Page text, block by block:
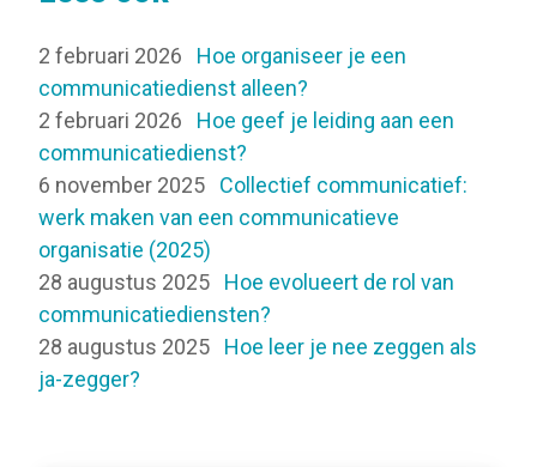
2 februari 2026
Hoe organiseer je een
communicatiedienst alleen?
2 februari 2026
Hoe geef je leiding aan een
communicatiedienst?
6 november 2025
Collectief communicatief:
werk maken van een communicatieve
organisatie (2025)
28 augustus 2025
Hoe evolueert de rol van
communicatiediensten?
28 augustus 2025
Hoe leer je nee zeggen als
ja-zegger?